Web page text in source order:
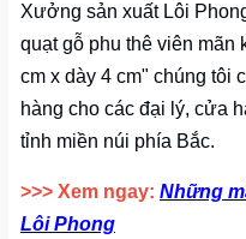
Xưởng sản xuất Lôi
quạt gỗ phu thê viên mãn
cm x dày 4 cm" chúng tôi
hàng cho các đại lý, cửa
tỉnh miền núi phía Bắc.
>>> Xem ngay: Những
Lôi Phong